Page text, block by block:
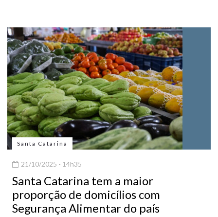
Santa Catarina
21/10/2025 - 14h35
Santa Catarina tem a maior
proporção de domicílios com
Segurança Alimentar do país